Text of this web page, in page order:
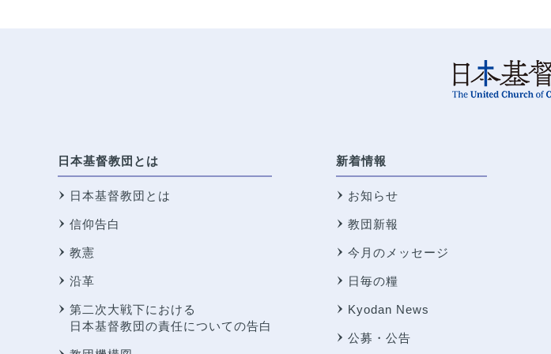
日本基督教団とは
日本基督教団とは
信仰告白
教憲
沿革
第二次大戦下における
日本基督教団の責任についての告白
新着情報
お知らせ
教団新報
今月のメッセージ
日毎の糧
Kyodan News
公募・公告